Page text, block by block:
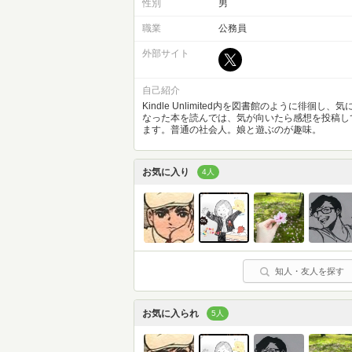
性別 男
職業 公務員
外部サイト
自己紹介
Kindle Unlimited内を図書館のように徘徊し、気
なった本を読んでは、気が向いたら感想を投稿し
ます。普通の社会人。娘と遊ぶのが趣味。
お気に入り 4人
知人・友人を探す
お気に入られ 5人